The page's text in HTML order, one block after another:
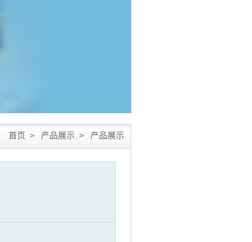
首页 > 产品展示 > 产品展示